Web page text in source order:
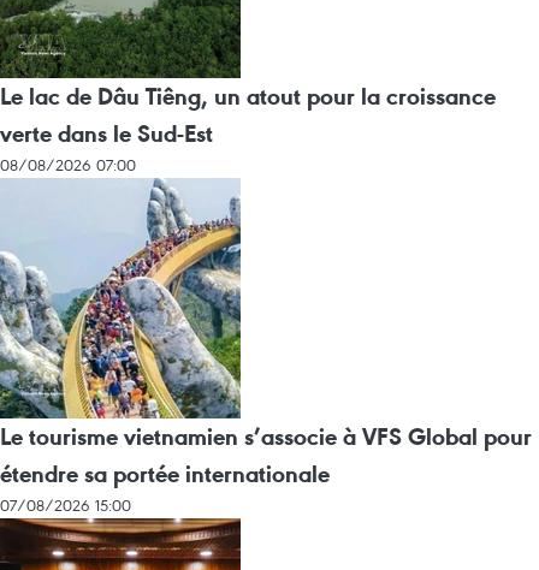
Le lac de Dâu Tiêng, un atout pour la croissance
verte dans le Sud-Est
08/08/2026 07:00
Le tourisme vietnamien s’associe à VFS Global pour
étendre sa portée internationale
07/08/2026 15:00